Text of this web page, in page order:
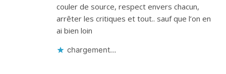
couler de source, respect envers chacun,
arrêter les critiques et tout.. sauf que l’on en
ai bien loin
chargement…